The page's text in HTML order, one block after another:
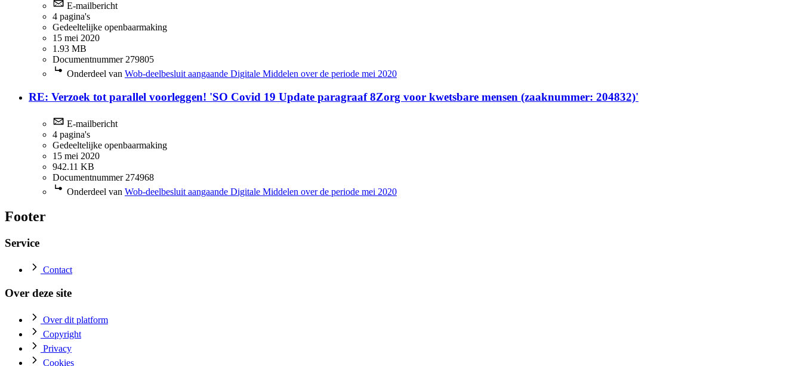
E-mailbericht
4 pagina's
Gedeeltelijke openbaarmaking
15 mei 2020
1.93 MB
Documentnummer 279805
Onderdeel van Wob-deelbesluit aangaande Digitale Middelen over de periode mei 2020
RE: Verzoek tot parallel voorleggen! 'SO Covid 19 Update paragraaf 8Zorg voor kwetsbare mensen (zaaknummer: 204832)'
E-mailbericht
4 pagina's
Gedeeltelijke openbaarmaking
15 mei 2020
942.11 KB
Documentnummer 274968
Onderdeel van Wob-deelbesluit aangaande Digitale Middelen over de periode mei 2020
Footer
Service
Contact
Over deze site
Over dit platform
Copyright
Privacy
Cookies